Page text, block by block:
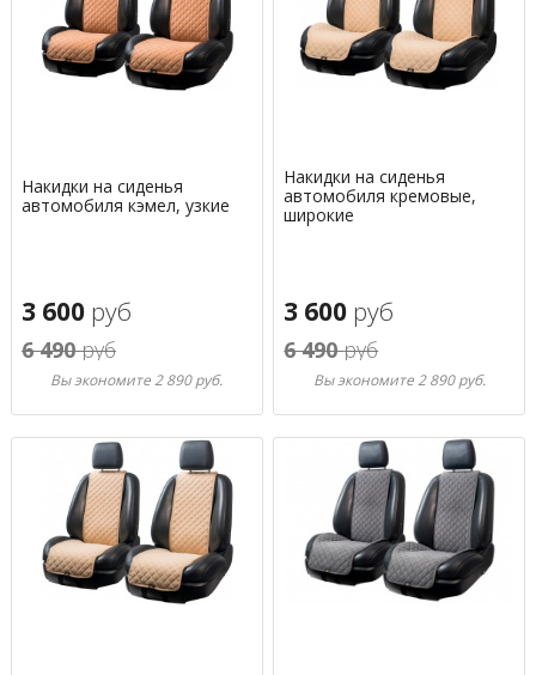
Накидки на сиденья
автомобиля кэмел, узкие
3 600 руб
6 490руб
Вы экономите 2 890 руб.
Накидки на сиденья
автомобиля кремовые,
широкие
3 600 руб
6 490руб
Вы экономите 2 890 руб.